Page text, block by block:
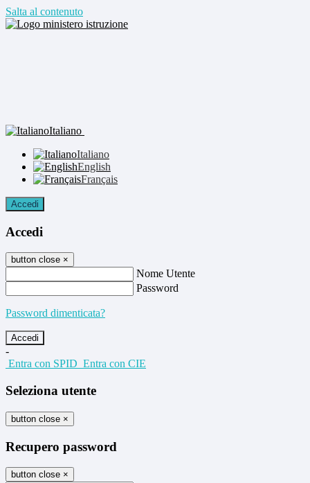
Salta al contenuto
Italiano
Italiano
English
Français
Accedi
Accedi
button close ×
Nome Utente
Password
Password dimenticata?
-
Entra con SPID Entra con CIE
Seleziona utente
button close ×
Recupero password
button close ×